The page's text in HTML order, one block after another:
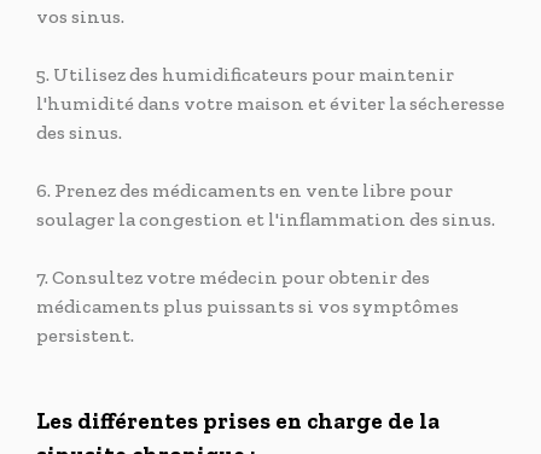
vos sinus.
5. Utilisez des humidificateurs pour maintenir
l'humidité dans votre maison et éviter la sécheresse
des sinus.
6. Prenez des médicaments en vente libre pour
soulager la congestion et l'inflammation des sinus.
7. Consultez votre médecin pour obtenir des
médicaments plus puissants si vos symptômes
persistent.
Les différentes prises en charge de la